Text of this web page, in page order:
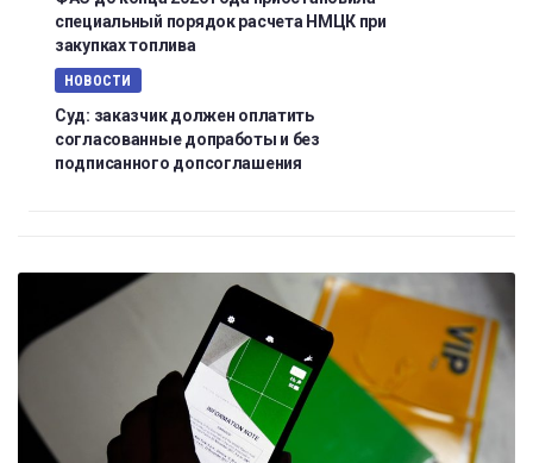
специальный порядок расчета НМЦК при
закупках топлива
НОВОСТИ
Суд: заказчик должен оплатить
согласованные допработы и без
подписанного допсоглашения